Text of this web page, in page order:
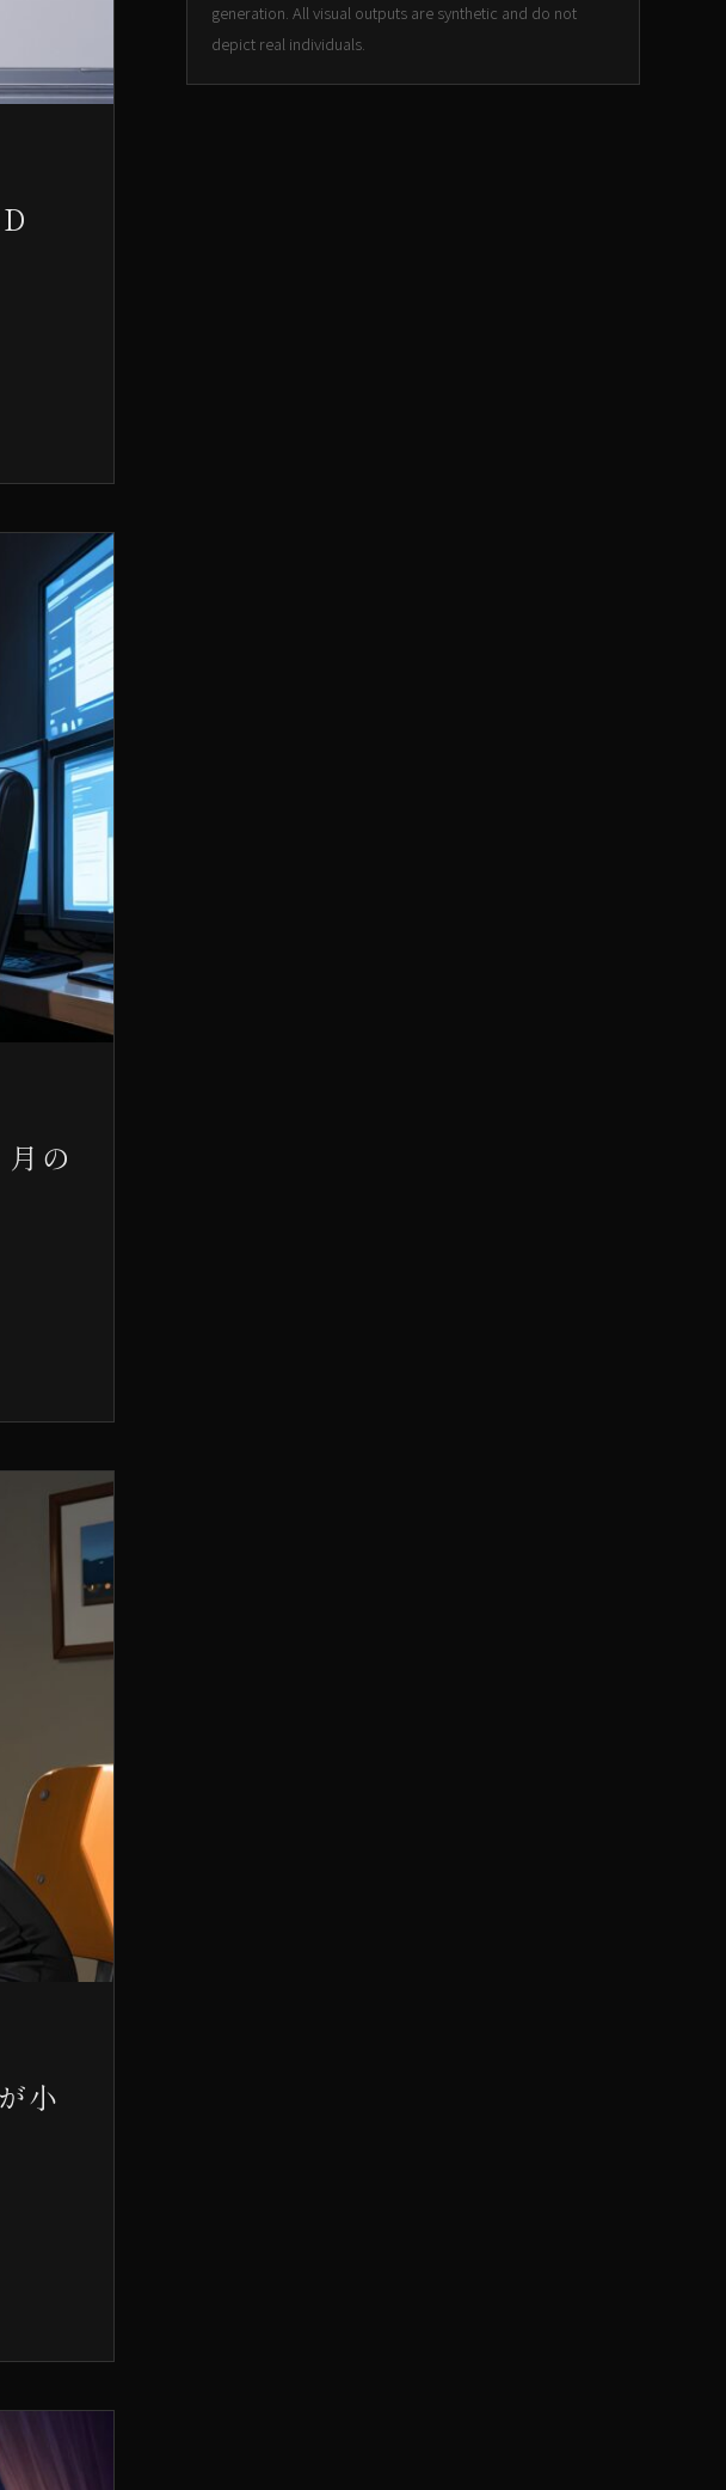
の
小
generation. All visual outputs are synthetic and do not
depict real individuals.